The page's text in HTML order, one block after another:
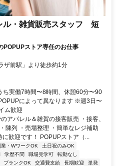
ル・雑貨販売スタッフ 短
POPUPストア専任のお仕事
ザ前駅」より徒歩約1分
ち実働7時間〜8時間、休憩60分〜90
によって異なります ※週3日〜
ム歓迎
アパレル＆雑賀の接客販売 ・接客、
陳列 ・売場整理 ・簡単なレジ補助
歓迎です！ POPUPストア（...
業・WワークOK
土日祝のみOK
学歴不問 職場見学可
転勤なし
ブランクOK 交通費支給 長期歓迎
単発